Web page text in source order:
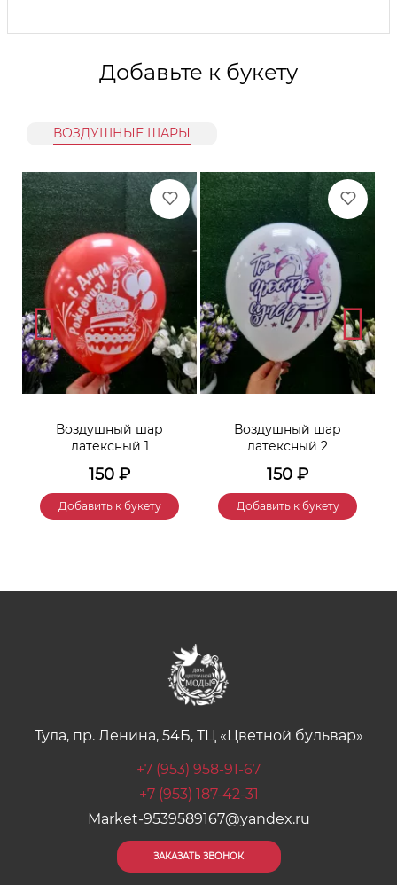
Добавьте к букету
ВОЗДУШНЫЕ ШАРЫ
Воздушный шар
латексный 1
150 ₽
Добавить к букету
Воздушный шар
латексный 2
150 ₽
Добавить к букету
Тула, пр. Ленина, 54Б, ТЦ «Цветной бульвар»
+7 (953) 958-91-67
+7 (953) 187-42-31
Market-9539589167@yandex.ru
ЗАКАЗАТЬ ЗВОНОК